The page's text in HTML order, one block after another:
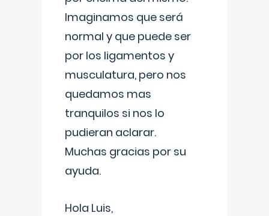
Imaginamos que será
normal y que puede ser
por los ligamentos y
musculatura, pero nos
quedamos mas
tranquilos si nos lo
pudieran aclarar.
Muchas gracias por su
ayuda.
Hola Luis,